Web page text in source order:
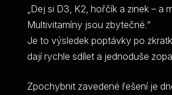
„Dej si D3, K2, hořčík a zinek – a
Multivitamíny jsou zbytečné.“
Je to výsledek poptávky po
dají rychle sdílet a jednoduše
Zpochybnit zavedené řešení je